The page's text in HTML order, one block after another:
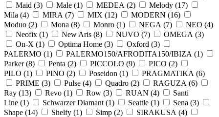
Maid (3) Male (1) MEDEA (2) Melody (17)
Mila (4) MIRA (7) MIX (12) MODERN (16)
Moduo (2) Mona (8) Monro (1) NEGA (7) NEO (4)
Neofix (1) New Aris (8) NUVO (7) OMEGA (3)
On-X (1) Optima Home (3) Oxford (3)
PALERMO (1) PALERMO150/AFRODITA150/IBIZA (1)
Parker (8) Penta (2) PICCOLO (9) PICO (2)
PILO (1) PINO (2) Poseidon (1) PRAGMATIKA (6)
PRIME (3) Pulse (4) Quadro (2) RAGUZA (6)
Ray (13) Revo (1) Row (3) RUAN (4)
Santi
Line (1) Schwarzer Diamant (1) Seattle (1) Sena (3)
Shape (14) Shelfy (1) Simp (2) SIRAKUSA (4)